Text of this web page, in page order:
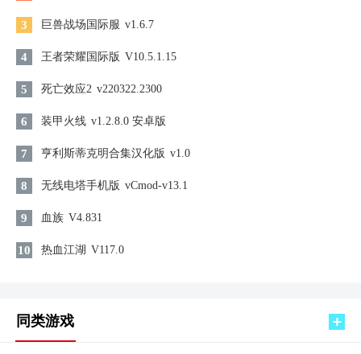
3 巨兽战场国际服 v1.6.7
4 王者荣耀国际版 V10.5.1.15
5 死亡效应2 v220322.2300
6 装甲火线 v1.2.8.0 安卓版
7 亨利斯蒂克明合集汉化版 v1.0
8 无线电塔手机版 vCmod-v13.1
9 血族 V4.831
10 热血江湖 V117.0
同类游戏